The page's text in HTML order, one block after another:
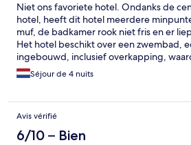
Niet ons favoriete hotel. Ondanks de
hotel, heeft dit hotel meerdere
muf, de badkamer rook niet fris en er
Het hotel beschikt over een zwembad,
ingebouwd, inclusief overkapping,
kan genieten aan het zwembad. Ook ligt
een moskee, waar je last van zou kunnen
Séjour de 4 nuits
Avis vérifié
6/10 – Bien